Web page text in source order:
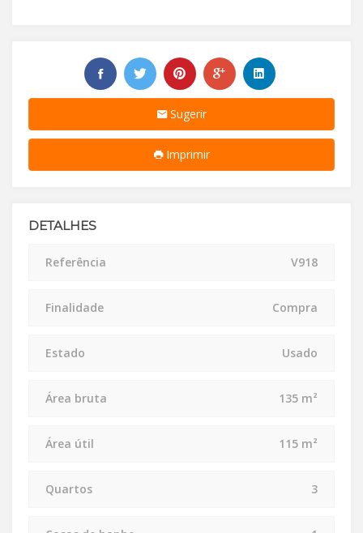
Sugerir
Imprimir
DETALHES
Referência V918
Finalidade Compra
Estado Usado
Área bruta 135 m²
Área útil 115 m²
Quartos 3